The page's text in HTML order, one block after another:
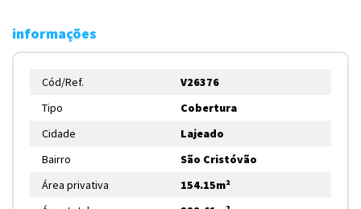
informações
Cód/Ref.
V26376
Tipo
Cobertura
Cidade
Lajeado
Bairro
São Cristóvão
Área privativa
154.15m²